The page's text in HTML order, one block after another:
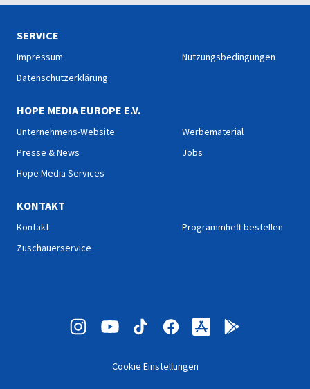
SERVICE
Impressum
Datenschutzerklärung
Nutzungsbedingungen
HOPE MEDIA EUROPE E.V.
Unternehmens-Website
Presse & News
Hope Media Services
Werbematerial
Jobs
KONTAKT
Kontakt
Zuschauerservice
Programmheft bestellen
Cookie Einstellungen